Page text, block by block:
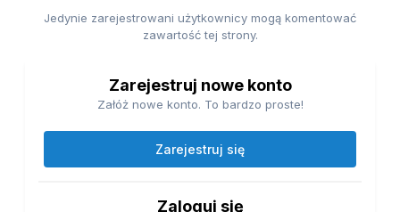
Jedynie zarejestrowani użytkownicy mogą komentować
zawartość tej strony.
Zarejestruj nowe konto
Załóż nowe konto. To bardzo proste!
Zarejestruj się
Zaloguj się